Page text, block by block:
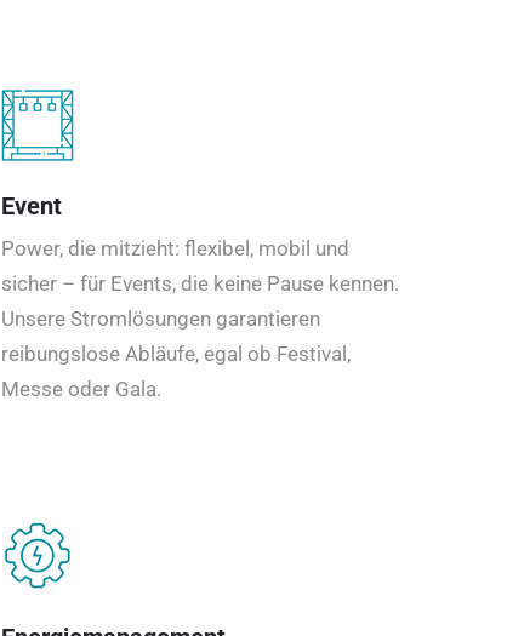
Event
Power, die mitzieht: flexibel, mobil und
sicher – für Events, die keine Pause kennen.
Unsere Stromlösungen garantieren
reibungslose Abläufe, egal ob Festival,
Messe oder Gala.